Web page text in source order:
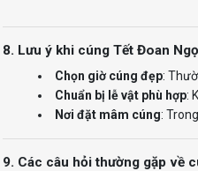
8. Lưu ý khi cúng Tết Đoan Ngọ
Chọn giờ cúng đẹp:
Chuẩn bị lễ vật phù hợp:
Nơi đặt mâm cúng:
9. Các câu hỏi thường gặp về